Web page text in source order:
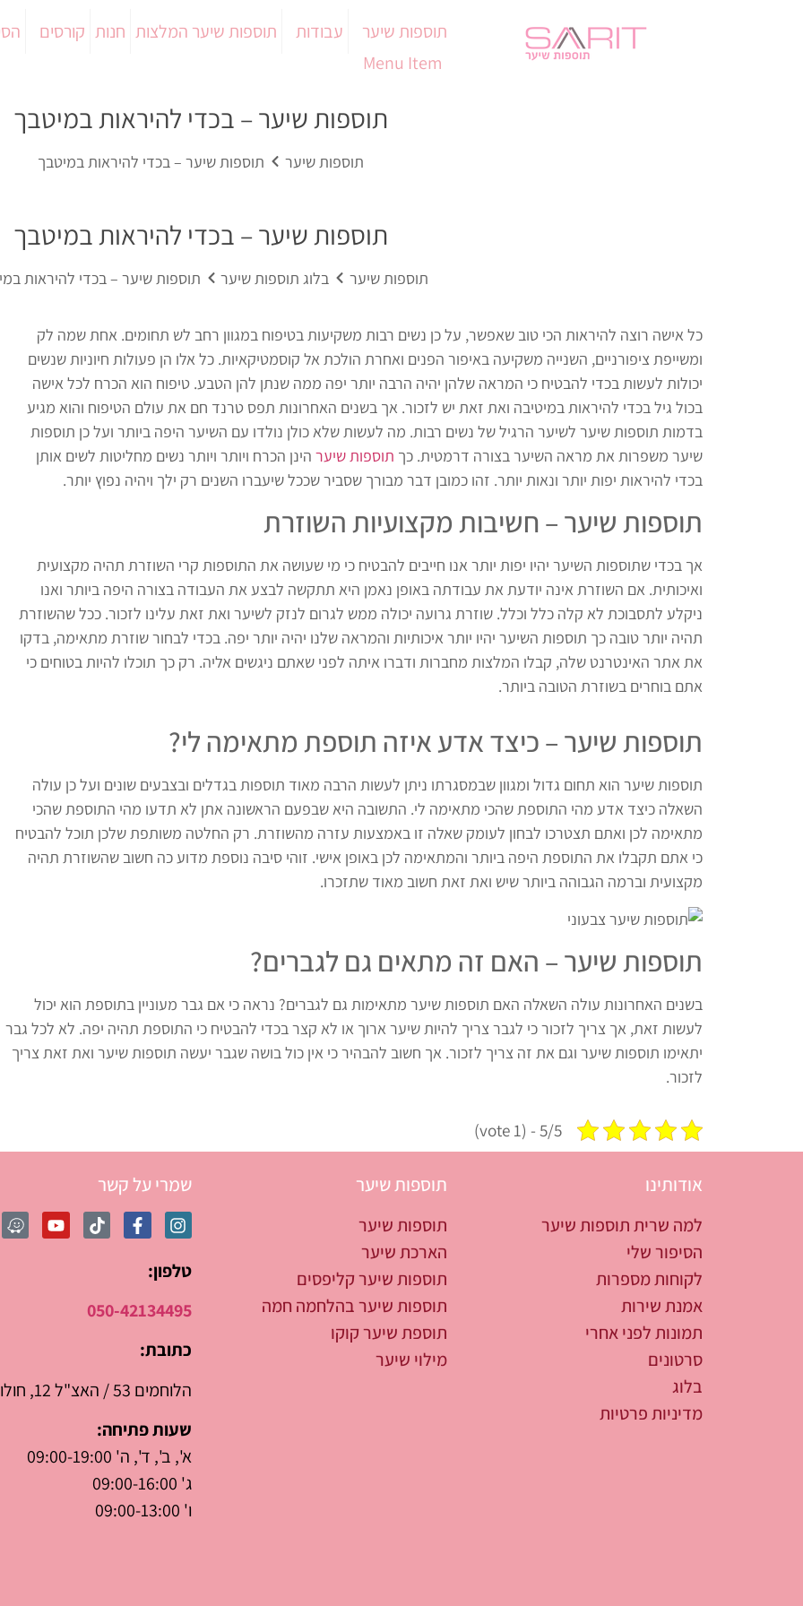
תוספות שיער עבודות תוספות שיער המלצות חנות קורסים
Menu Item
תוספות שיער – בכדי להיראות במיטבך
תוספות שיער תוספות שיער – בכדי להיראות במיטבך
תוספות שיער – בכדי להיראות במיטבך
תוספות שיער בלוג תוספות שיער תוספות שיער – בכדי להיראות
כל אישה רוצה להיראות הכי טוב שאפשר, על כן נשים רבות משקיעות בטיפוח במגוון רחב לש תחומים. אחת שמה לק
ומשייפת ציפורניים, השנייה משקיעה באיפור הפנים ואחרת הולכת אל קוסמטיקאיות. כל אלו הן פעולות חיוניות שנשים
יכולות לעשות בכדי להבטיח כי המראה שלהן יהיה הרבה יותר יפה ממה שנתן להן הטבע. טיפוח הוא הכרח לכל אישה
בכול גיל בכדי להיראות במיטיבה ואת זאת יש לזכור. אך בשנים האחרונות תפס טרנד חם את עולם הטיפוח והוא מגיע
בדמות תוספות שיער לשיער הרגיל של נשים רבות. מה לעשות שלא כולן נולדו עם השיער היפה ביותר ועל כן תוספות
שיער משפרות את מראה השיער בצורה דרמטית. כך תוספות שיער הינן הכרח ויותר ויותר נשים מחליטות לשים אותן
בכדי להיראות יפות יותר ונאות יותר. זהו כמובן דבר מבורך שסביר שככל שיעברו השנים רק ילך ויהיה נפוץ יותר.
תוספות שיער – חשיבות מקצועיות השוזרת
אך בכדי שתוספות השיער יהיו יפות יותר אנו חייבים להבטיח כי מי שעושה את התוספות קרי השוזרת תהיה מקצועית
ואיכותית. אם השוזרת אינה יודעת את עבודתה באופן נאמן היא תתקשה לבצע את העבודה בצורה היפה ביותר ואנו
ניקלע לתסבוכת לא קלה כלל וכלל. שוזרת גרועה יכולה ממש לגרום לנזק לשיער ואת זאת עלינו לזכור. ככל שהשוזרת
תהיה יותר טובה כך תוספות השיער יהיו יותר איכותיות והמראה שלנו יהיה יותר יפה. בכדי לבחור שוזרת מתאימה, בדקו
את אתר האינטרנט שלה, קבלו המלצות מחברות ודברו איתה לפני שאתם ניגשים אליה. רק כך תוכלו להיות בטוחים כי
אתם בוחרים בשוזרת הטובה ביותר.
תוספות שיער – כיצד אדע איזה תוספת מתאימה לי?
תוספות שיער הוא תחום גדול ומגוון שבמסגרתו ניתן לעשות הרבה מאוד תוספות בגדלים ובצבעים שונים ועל כן עולה
השאלה כיצד אדע מהי התוספת שהכי מתאימה לי. התשובה היא שבפעם הראשונה אתן לא תדעו מהי התוספת שהכי
מתאימה לכן ואתם תצטרכו לבחון לעומק שאלה זו באמצעות עזרה מהשוזרת. רק החלטה משותפת שלכן תוכל להבטיח
כי אתם תקבלו את התוספת היפה ביותר והמתאימה לכן באופן אישי. זוהי סיבה נוספת מדוע כה חשוב שהשוזרת תהיה
מקצועית וברמה הגבוהה ביותר שיש ואת זאת חשוב מאוד שתזכרו.
תוספות שיער – האם זה מתאים גם לגברים?
בשנים האחרונות עולה השאלה האם תוספות שיער מתאימות גם לגברים? נראה כי אם גבר מעוניין בתוספת הוא יכול
לעשות זאת, אך צריך לזכור כי לגבר צריך להיות שיער ארוך או לא קצר בכדי להבטיח כי התוספת תהיה יפה. לא לכל גבר
יתאימו תוספות שיער וגם את זה צריך לזכור. אך חשוב להבהיר כי אין כול בושה שגבר יעשה תוספות שיער ואת זאת צריך
לזכור.
5/5 - (1 vote)
אודותינו
למה שרית תוספות שיער
הסיפור שלי
לקוחות מספרות
אמנת שירות
תמונות לפני אחרי
סרטונים
בלוג
מדיניות פרטיות
תוספות שיער
תוספות שיער
הארכת שיער
תוספות שיער קליפסים
תוספות שיער בהלחמה חמה
תוספת שיער קוקו
מילוי שיער
שמרי על קשר
טלפון:
050-42134495
כתובת:
הלוחמים 53 / האצ"ל 12, חולון
שעות פתיחה:
א', ב', ד', ה' 09:00-19:00
ג' 09:00-16:00
ו' 09:00-13:00